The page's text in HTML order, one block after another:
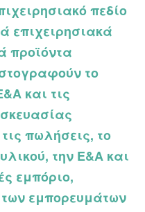
πεδίο
επιχειρησιακά
προϊόντα
το
και τις
πωλήσεις, το
την Ε&Α και
εμπόριο,
εμπορευμάτων